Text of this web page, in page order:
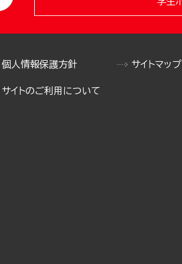
個人情報保護方針
サイトのご利用について
サイトマップ